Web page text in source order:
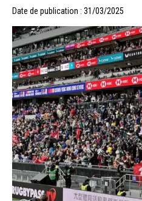
Date de publication : 31/03/2025